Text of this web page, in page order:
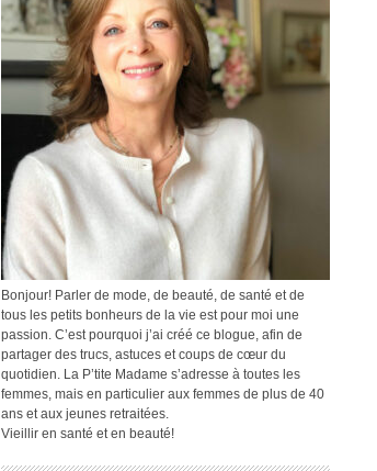
Bonjour! Parler de mode, de beauté, de santé et de
tous les petits bonheurs de la vie est pour moi une
passion. C’est pourquoi j’ai créé ce blogue, afin de
partager des trucs, astuces et coups de cœur du
quotidien. La P’tite Madame s’adresse à toutes les
femmes, mais en particulier aux femmes de plus de 40
ans et aux jeunes retraitées.
Vieillir en santé et en beauté!